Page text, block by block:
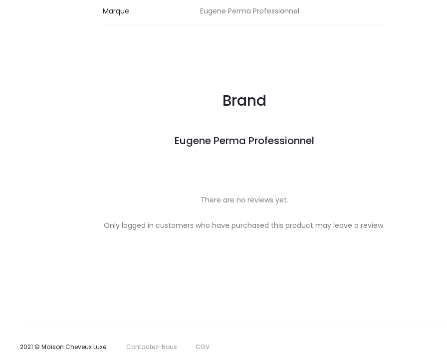
Marque Eugene Perma Professionnel
Brand
Eugene Perma Professionnel
R
There are no reviews yet.
Only logged in customers who have purchased this product may leave a review.
2021 © Maison Cheveux Luxe Contactez-Nous CGV